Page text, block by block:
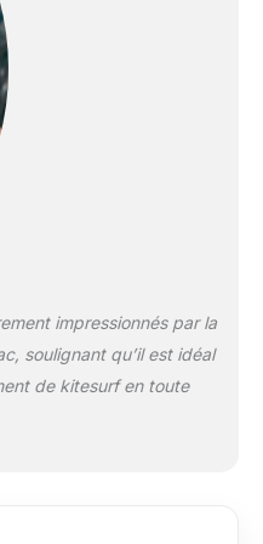
fixation de
Protection:
épais
plaque de fond
fermeture
2 voies; 5
intérieures et
en Allemagne
impressionnés par la
soulignant qu’il est idéal
de kitesurf en toute